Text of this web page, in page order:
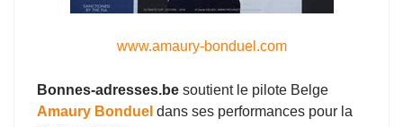
www.amaury-bonduel.com
Bonnes-adresses.be soutient le pilote Belge
Amaury Bonduel dans ses performances pour la